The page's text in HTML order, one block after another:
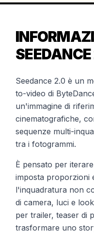
Seedance 2.0 è un
to-video di
un'immagine di
cinematografiche,
sequenze multi-
tra i fotogrammi.
È pensato per
imposta proporzioni
l'inquadratura non
di camera, luci e
per trailer, teaser di
trasformare uno